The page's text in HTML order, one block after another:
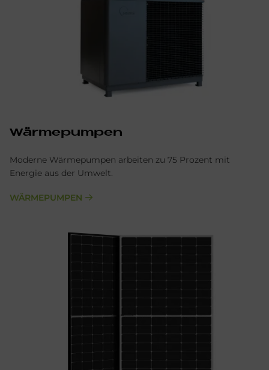
Wärmepumpen
Moderne Wärmepumpen arbeiten zu 75 Prozent mit
Energie aus der Umwelt.
WÄRMEPUMPEN